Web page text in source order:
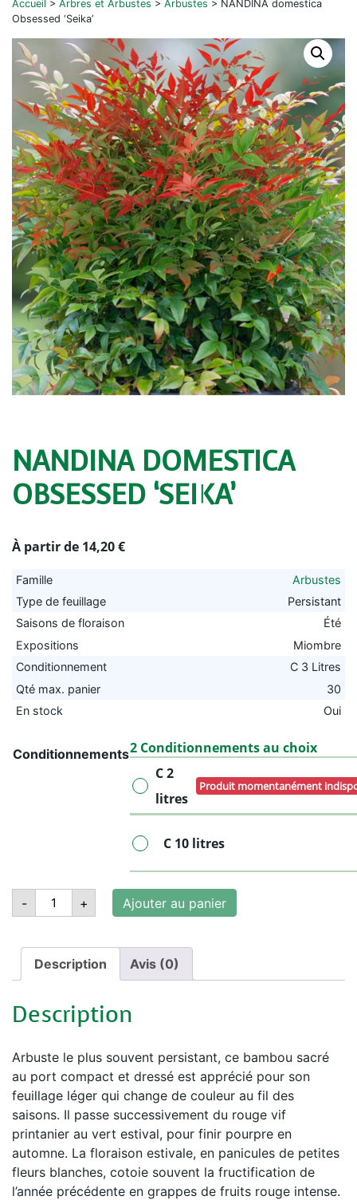
Accueil > Arbres et Arbustes > Arbustes > NANDINA domestica
Obsessed ‘Seika’
NANDINA DOMESTICA
OBSESSED ‘SEIKA’
À partir de 14,20€
Famille
Arbustes
Type de feuillage
Persistant
Saisons de floraison
Été
Expositions
Miombre
Conditionnement
C 3 Litres
Qté max. panier
30
En stock
Oui
Conditionnements2 Conditionnements au choix
C 2
litres
Produit momentanément
C 10 litres
-
quantité
NANDINA
Obsessed
'Seika'
+ Ajouter au panier
Description Avis (0)
Description
Arbuste le plus souvent persistant, ce bambou sacré
au port compact et dressé est apprécié pour son
feuillage léger qui change de couleur au fil des
saisons. Il passe successivement du rouge vif
printanier au vert estival, pour finir pourpre en
automne. La floraison estivale, en panicules de petites
fleurs blanches, cotoie souvent la fructification de
l’année précédente en grappes de fruits rouge intense.